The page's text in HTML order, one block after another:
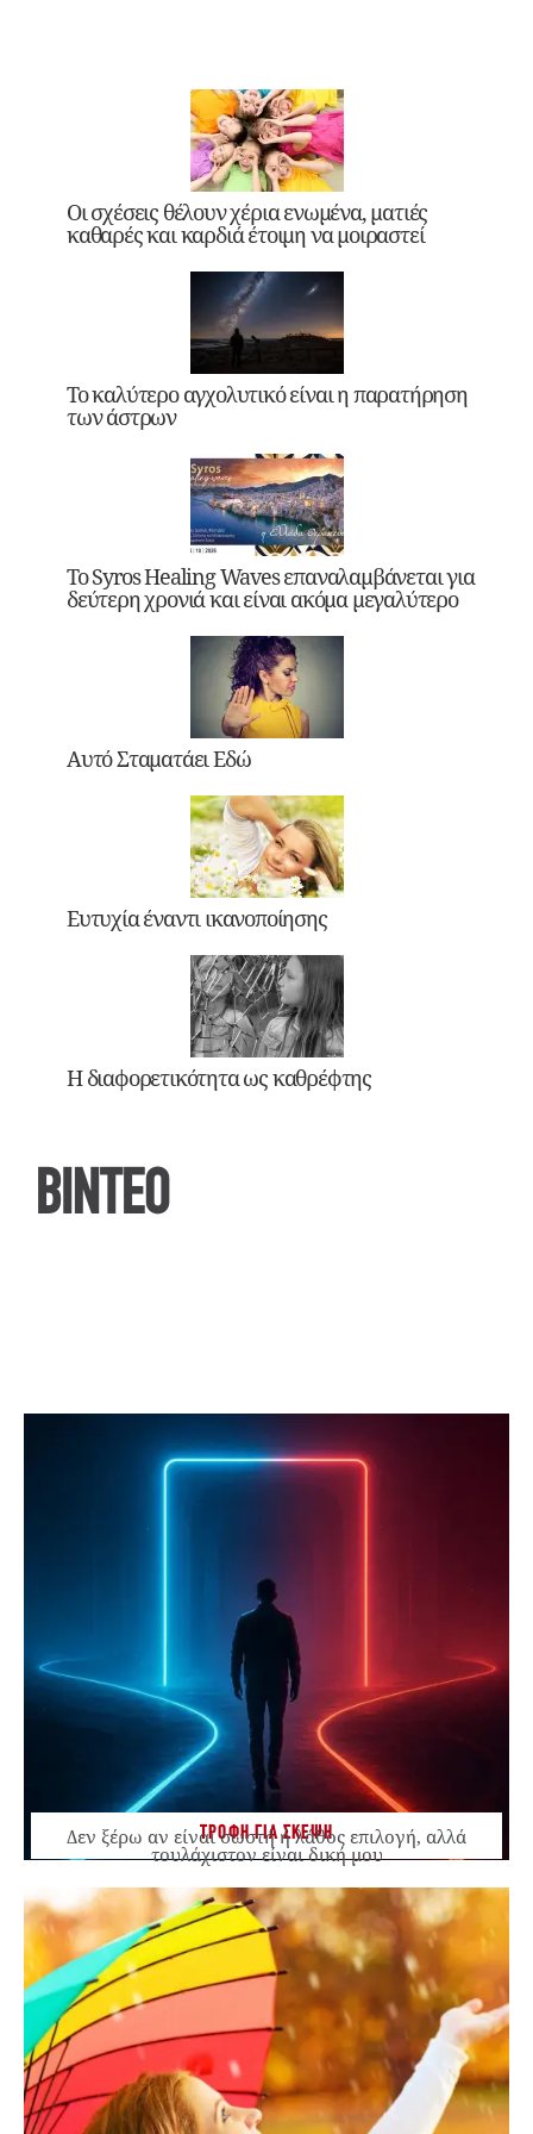
Οι σχέσεις θέλουν χέρια ενωμένα, ματιές
καθαρές και καρδιά έτοιμη να μοιραστεί
Το καλύτερο αγχολυτικό είναι η παρατήρηση
των άστρων
Το Syros Healing Waves επαναλαμβάνεται για
δεύτερη χρονιά και είναι ακόμα μεγαλύτερο
Αυτό Σταματάει Εδώ
Ευτυχία έναντι ικανοποίησης
Η διαφορετικότητα ως καθρέφτης
ΒΙΝΤΕΟ
ΤΡΟΦΗ ΓΙΑ ΣΚΕΨΗ
Δεν ξέρω αν είναι σωστή ή λάθος επιλογή, αλλά
τουλάχιστον είναι δική μου